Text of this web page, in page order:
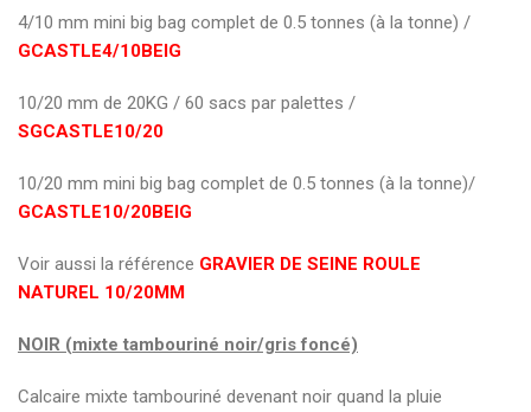
4/10 mm mini big bag complet de 0.5 tonnes (à la tonne) /
GCASTLE4/10BEIG
10/20 mm de 20KG / 60 sacs par palettes /
SGCASTLE10/20
10/20 mm mini big bag complet de 0.5 tonnes (à la tonne)/
GCASTLE10/20BEIG
Voir aussi la référence GRAVIER DE SEINE ROULE
NATUREL 10/20MM
NOIR (mixte tambouriné noir/gris foncé)
Calcaire mixte tambouriné devenant noir quand la pluie